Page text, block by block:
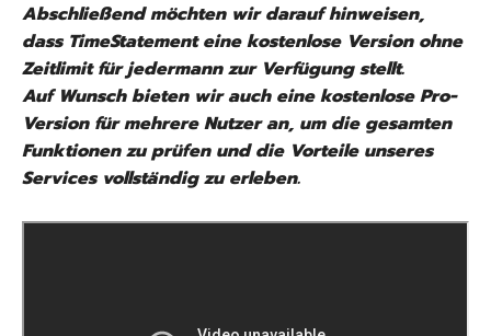
Abschließend möchten wir darauf hinweisen,
dass TimeStatement eine kostenlose Version ohne
Zeitlimit für jedermann zur Verfügung stellt.
Auf Wunsch bieten wir auch eine kostenlose Pro-
Version für mehrere Nutzer an, um die gesamten
Funktionen zu prüfen und die Vorteile unseres
Services vollständig zu erleben.